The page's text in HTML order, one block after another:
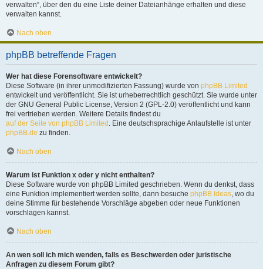
verwalten“, über den du eine Liste deiner Dateianhänge erhalten und diese
verwalten kannst.
Nach oben
phpBB betreffende Fragen
Wer hat diese Forensoftware entwickelt?
Diese Software (in ihrer unmodifizierten Fassung) wurde von phpBB Limited
entwickelt und veröffentlicht. Sie ist urheberrechtlich geschützt. Sie wurde unter
der GNU General Public License, Version 2 (GPL-2.0) veröffentlicht und kann
frei vertrieben werden. Weitere Details findest du
auf der Seite von phpBB Limited . Eine deutschsprachige Anlaufstelle ist unter
phpBB.de zu finden.
Nach oben
Warum ist Funktion x oder y nicht enthalten?
Diese Software wurde von phpBB Limited geschrieben. Wenn du denkst, dass
eine Funktion implementiert werden sollte, dann besuche phpBB Ideas, wo du
deine Stimme für bestehende Vorschläge abgeben oder neue Funktionen
vorschlagen kannst.
Nach oben
An wen soll ich mich wenden, falls es Beschwerden oder juristische
Anfragen zu diesem Forum gibt?